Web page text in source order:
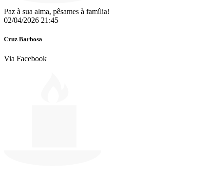
Paz à sua alma, pêsames à família!
02/04/2026 21:45
Cruz Barbosa
Via Facebook